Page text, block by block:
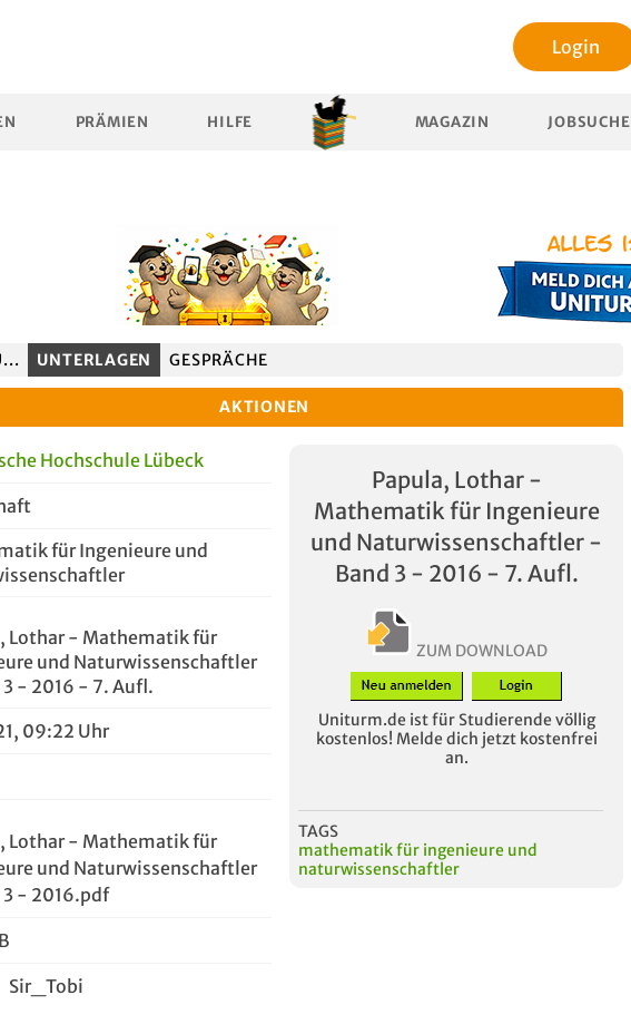
Login
PRÄMIEN HILFE MAGAZIN JOBSUCHE
UNTERLAGEN GESPRÄCHE
AKTIONEN
Hochschule Lübeck
für Ingenieure und
Lothar - Mathematik für
und Naturwissenschaftler
- 2016 - 7. Aufl.
09:22 Uhr
Lothar - Mathematik für
und Naturwissenschaftler
3 - 2016.pdf
Sir_Tobi
Papula, Lothar -
Mathematik für Ingenieure
und Naturwissenschaftler -
Band 3 - 2016 - 7. Aufl.
ZUM DOWNLOAD
Uniturm.de ist für Studierende völlig
kostenlos! Melde dich jetzt kostenfrei
an.
TAGS
mathematik für ingenieure und
naturwissenschaftler